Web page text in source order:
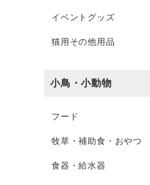
イベントグッズ
猫用その他用品
小鳥・小動物
フード
牧草・補助食・おやつ
食器・給水器